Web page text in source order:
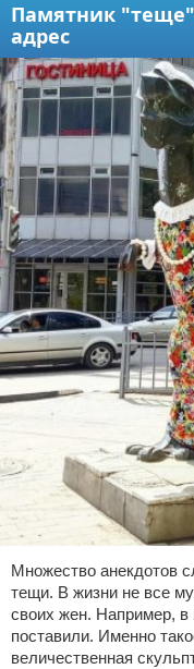
Памятник "теще"
адрес
Множество анекдотов
тещи. В жизни не все
своих жен. Например, в
поставили. Именно
величественная